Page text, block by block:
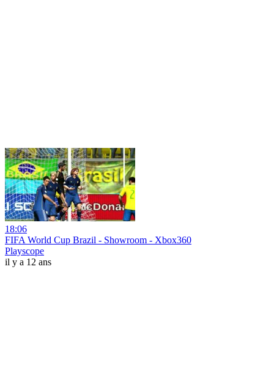
18:06
FIFA World Cup Brazil - Showroom - Xbox360
Playscope
il y a 12 ans